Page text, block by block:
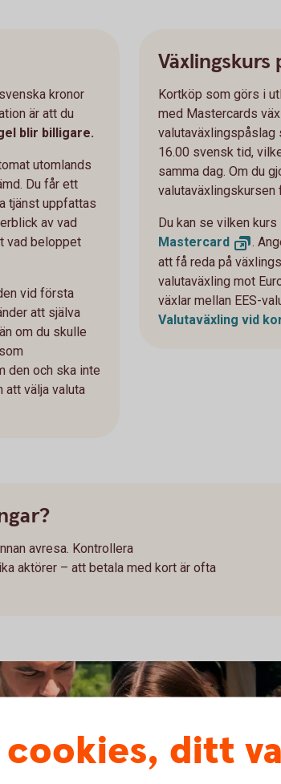
kronor
är att du
blir billigare.
utomlands
Du får ett
tjänst uppfattas
av vad
vad beloppet
vid första
att själva
om du skulle
den och ska inte
att välja valuta
Kortköp som görs i
med Mastercards
valutaväxlingspåslag
16.00 svensk tid,
samma dag. Om du
valutaväxlingskursen
Du kan se vilken
Mastercard
.
att få reda på
valutaväxling mot
växlar mellan EES-
Valutaväxling vid
avresa. Kontrollera
aktörer – att betala med kort är ofta
cookies, ditt